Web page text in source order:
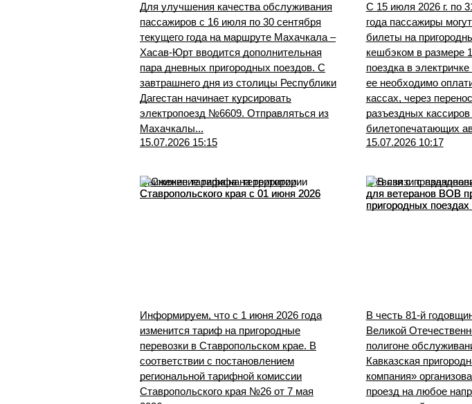
Для улучшения качества обслуживания
пассажиров с 16 июля по 30 сентября
текущего года на маршруте Махачкала –
Хасав-Юрт вводится дополнительная
пара дневных пригородных поездов. С
завтрашнего дня из столицы Республики
Дагестан начинает курсировать
электропоезд №6609. Отправляться из
Махачкалы...
15.07.2026 15:15
С 15 июля 2026 г. по
года пассажиры
билеты на
кешбэком в размере
поездка в
ее необходимо
кассах, через
разъездных
билетопечатающих
15.07.2026 10:17
Снижение тарифа на территории
Ставропольского края с 01 июня 2026
Информируем, что с 1 июня 2026 года
изменится тариф на пригородные
перевозки в Ставропольском крае. В
соответствии с постановлением
региональной тарифной комиссии
Ставропольского края №26 от 7 мая
В связи с
для ветеранов ВОВ
пригородных
В честь 81-й
Великой
полигоне
Кавказская
компания»
проезд на любое